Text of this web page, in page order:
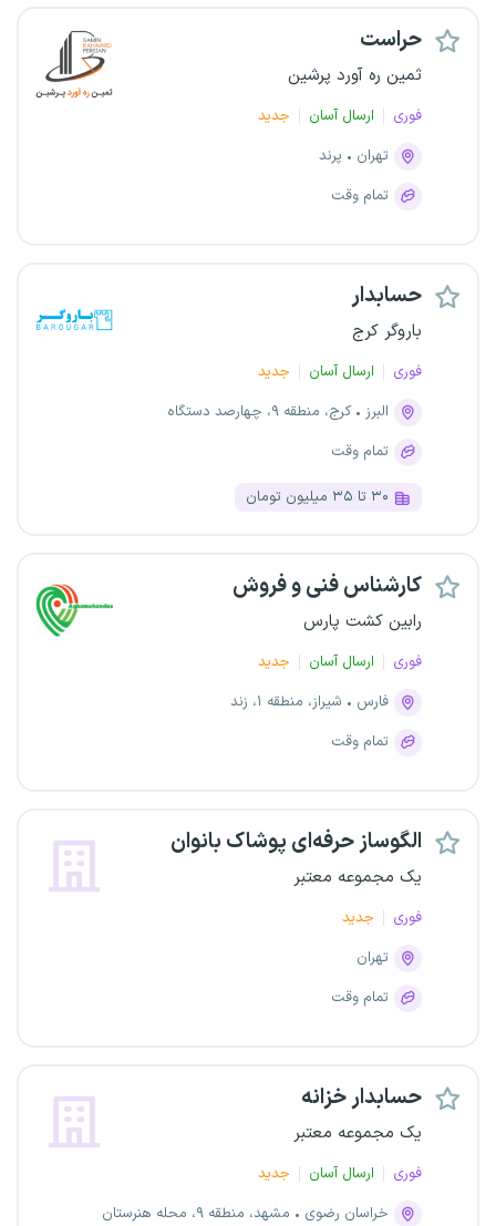
حراست
ثمین ره آورد پرشین
فوری ارسال آسان
جدید
تهران
پرند
تمام وقت
حسابدار
باروگر کرج
فوری ارسال آسان
جدید
البرز
کرج، منطقه ۹، چهارصد دستگاه
تمام وقت
۳۰ تا ۳۵ میلیون تومان
کارشناس فنی و فروش
رابین کشت پارس
فوری ارسال آسان
جدید
فارس
شیراز، منطقه ۱، زند
تمام وقت
الگوساز حرفه‌ای پوشاک بانوان
یک مجموعه معتبر
فوری
جدید
تهران
تمام وقت
حسابدار خزانه
یک مجموعه معتبر
فوری ارسال آسان
جدید
خراسان رضوی
مشهد، منطقه ۹، محله هنرستان